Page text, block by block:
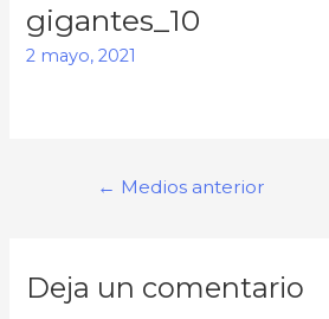
gigantes_10
2 mayo, 2021
← Medios anterior
Deja un comentario